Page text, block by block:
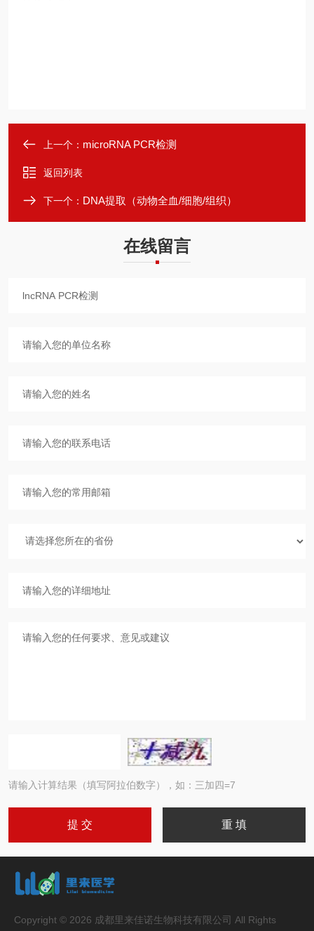
上一个： microRNA PCR检测
返回列表
下一个： DNA提取（动物全血/细胞/组织）
在线留言
请输入计算结果（填写阿拉伯数字），如：三加四=7
Copyright © 2026 成都里来佳诺生物科技有限公司 All Rights